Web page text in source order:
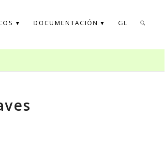
DOCUMENTACIÓN GL